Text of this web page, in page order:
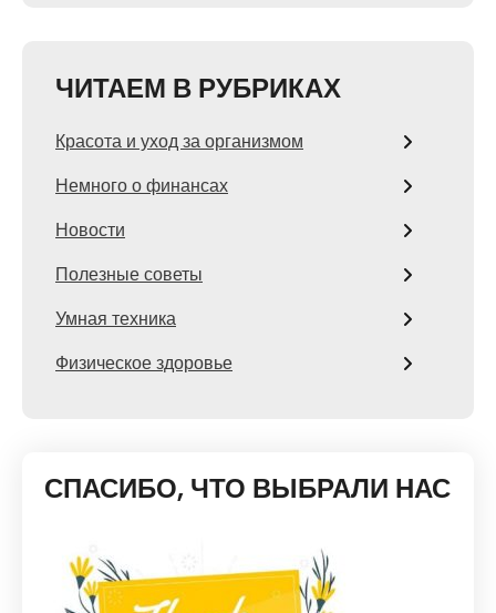
ЧИТАЕМ В РУБРИКАХ
Красота и уход за организмом
Немного о финансах
Новости
Полезные советы
Умная техника
Физическое здоровье
СПАСИБО, ЧТО ВЫБРАЛИ НАС